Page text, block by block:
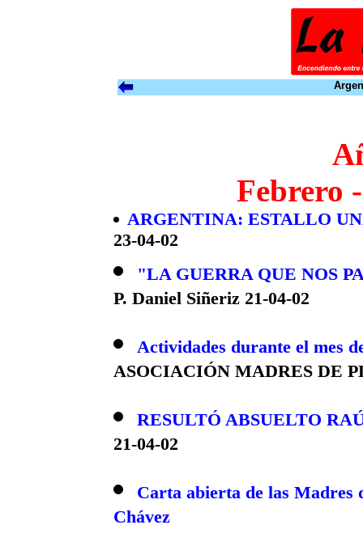
Febrero
ARGENTINA: ESTALLO
23-04-02
"LA GUERRA QUE NOS
P. Daniel Siñeriz 21-04-02
Actividades durante el mes
ASOCIACIÓN MADRES DE
RESULTÓ ABSUELTO
21-04-02
Carta abierta de las Madres
Chávez